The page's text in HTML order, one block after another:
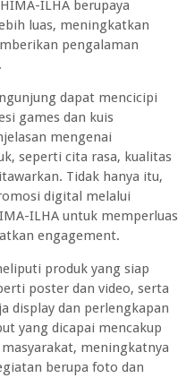
ILHA berupaya
luas, meningkatkan
pengalaman
dapat mencicipi
games dan kuis
mengenai
seperti cita rasa, kualitas
Tidak hanya itu,
digital melalui
ILHA untuk memperluas
engagement.
produk yang siap
poster dan video, serta
display dan perlengkapan
yang dicapai mencakup
meningkatnya
berupa foto dan